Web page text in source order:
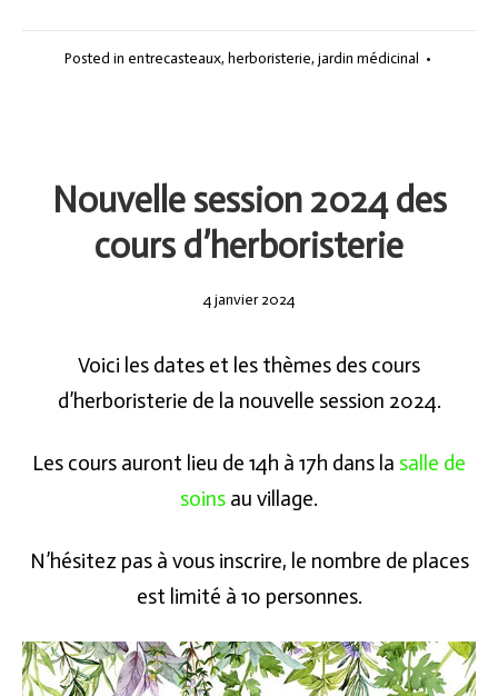
Posted in entrecasteaux, herboristerie, jardin médicinal •
Nouvelle session 2024 des
cours d’herboristerie
4 janvier 2024
Voici les dates et les thèmes des cours
d’herboristerie de la nouvelle session 2024.
Les cours auront lieu de 14h à 17h dans la salle de
soins au village.
N’hésitez pas à vous inscrire, le nombre de places
est limité à 10 personnes.